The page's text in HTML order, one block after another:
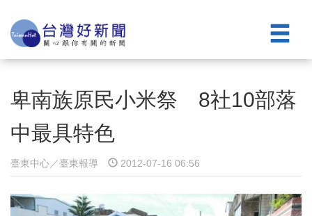
卑南族原民小米祭 8社10部落
中最具特色
臺東中心／臺東報導 2012-07-16 06:56